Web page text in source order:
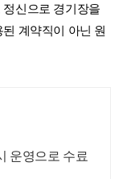
신으로 경기장을
계약직이 아닌 원
운영으로 수료